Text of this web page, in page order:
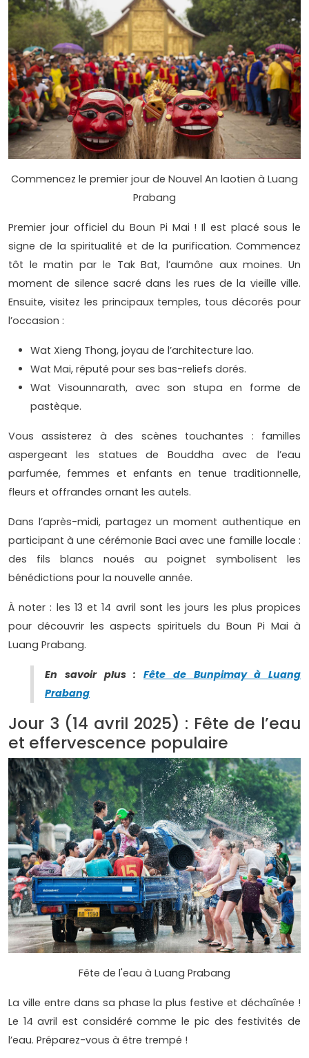
Commencez le premier jour de Nouvel An laotien à Luang
Prabang
Premier jour officiel du Boun Pi Mai ! Il est placé sous le
signe de la spiritualité et de la purification. Commencez
tôt le matin par le Tak Bat, l’aumône aux moines. Un
moment de silence sacré dans les rues de la vieille ville.
Ensuite, visitez les principaux temples, tous décorés pour
l’occasion :
Wat Xieng Thong, joyau de l’architecture lao.
Wat Mai, réputé pour ses bas-reliefs dorés.
Wat Visounnarath, avec son stupa en forme de
pastèque.
Vous assisterez à des scènes touchantes : familles
aspergeant les statues de Bouddha avec de l’eau
parfumée, femmes et enfants en tenue traditionnelle,
fleurs et offrandes ornant les autels.
Dans l’après-midi, partagez un moment authentique en
participant à une cérémonie Baci avec une famille locale :
des fils blancs noués au poignet symbolisent les
bénédictions pour la nouvelle année.
À noter : les 13 et 14 avril sont les jours les plus propices
pour découvrir les aspects spirituels du Boun Pi Mai à
Luang Prabang.
En savoir plus : Fête de Bunpimay à Luang
Prabang
Jour 3 (14 avril 2025) : Fête de l’eau
et effervescence populaire
Fête de l'eau à Luang Prabang
La ville entre dans sa phase la plus festive et déchaînée !
Le 14 avril est considéré comme le pic des festivités de
l’eau. Préparez-vous à être trempé !